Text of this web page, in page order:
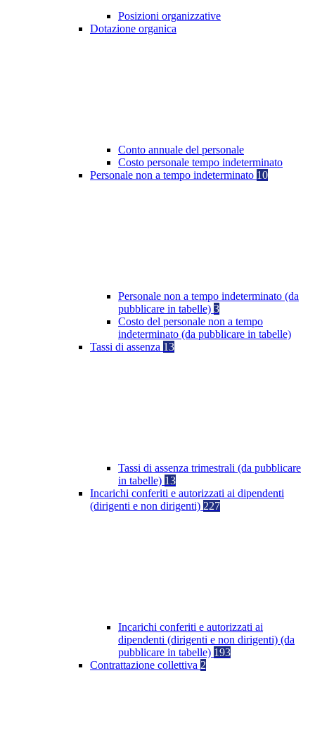
Posizioni organizzative
Dotazione organica
Conto annuale del personale
Costo personale tempo indeterminato
Personale non a tempo indeterminato 10
Personale non a tempo indeterminato (da
pubblicare in tabelle) 3
Costo del personale non a tempo
indeterminato (da pubblicare in tabelle)
Tassi di assenza 13
Tassi di assenza trimestrali (da pubblicare
in tabelle) 13
Incarichi conferiti e autorizzati ai dipendenti
(dirigenti e non dirigenti) 227
Incarichi conferiti e autorizzati ai
dipendenti (dirigenti e non dirigenti) (da
pubblicare in tabelle) 193
Contrattazione collettiva 2